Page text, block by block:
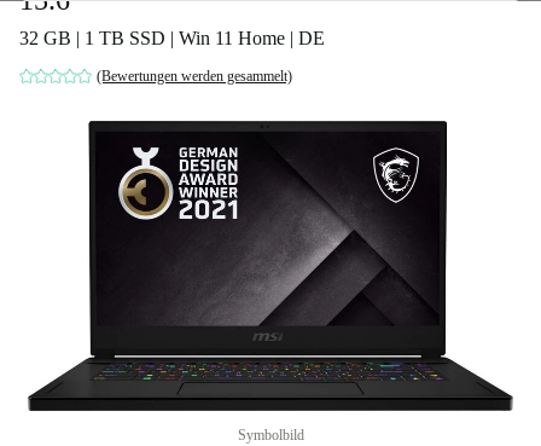
32 GB | 1 TB SSD | Win 11 Home | DE
(Bewertungen werden gesammelt)
Symbolbild